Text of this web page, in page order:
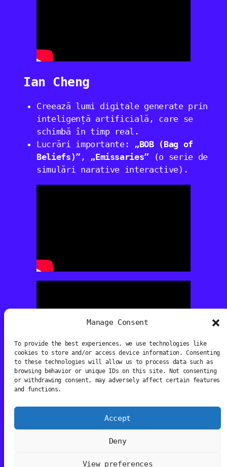
Manage Consent
To provide the best experiences, we use technologies like
cookies to store and/or access device information. Consenting
to these technologies will allow us to process data such as
browsing behavior or unique IDs on this site. Not consenting
or withdrawing consent, may adversely affect certain features
and functions.
Accept
Deny
View preferences
Ian Cheng
Creează lumi digitale generate prin
inteligență artificială, care se
schimbă în timp real.
Lucrări importante: „BOB (Bag of
Beliefs)” , „Emissaries” (o serie de
simulări narative interactive).
Media Art Prize